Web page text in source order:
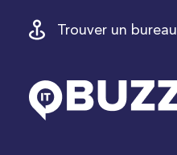
Trouver un bureau